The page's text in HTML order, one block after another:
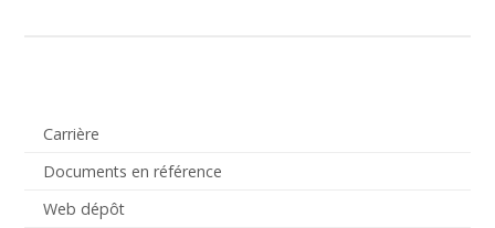
Carrière
Documents en référence
Web dépôt